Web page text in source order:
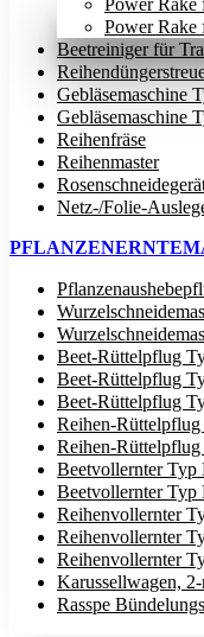
Power Rake
Power Rake
Beetreiniger für
Gebläsemaschine
Gebläsemaschine
Reihenfräse
Reihenmaster
Netz-/Folie-
Beet-Rüttelpflug
Beet-Rüttelpflug
Beet-Rüttelpflug
Reihen-
Reihen-
Beetvollernter Typ
Beetvollernter Typ
Reihenvollernter
Reihenvollernter
Reihenvollernter
Karussellwagen,
Rasspe